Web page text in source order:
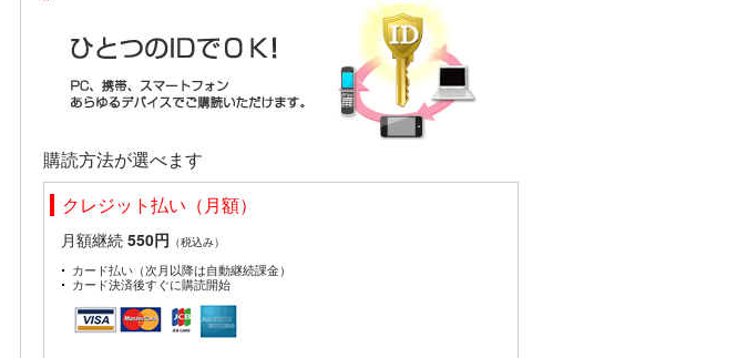
購読方法が選べます
クレジット払い（月額）
月額継続 550円 （税込み）
カード払い（次月以降は自動継続課金）
カード決済後すぐに購読開始